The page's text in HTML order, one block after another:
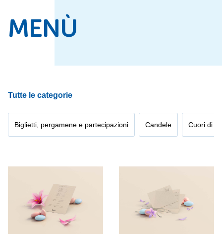
MENÙ
Tutte le categorie
Biglietti, pergamene e partecipazioni Candele Cuori di